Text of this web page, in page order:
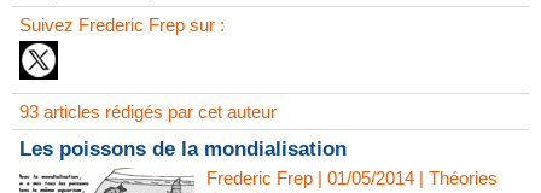
Suivez Frederic Frep sur :
93 articles rédigés par cet auteur
Les poissons de la mondialisation
Frederic Frep | 01/05/2014 | Théories